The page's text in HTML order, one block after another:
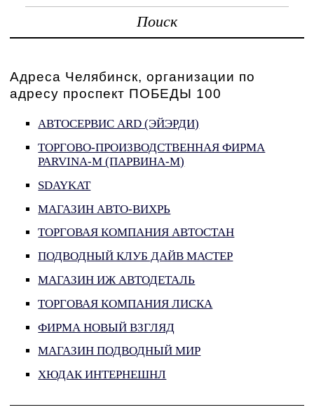
Поиск
Адреса Челябинск, организации по
адресу проспект ПОБЕДЫ 100
АВТОСЕРВИС ARD (ЭЙЭРДИ)
ТОРГОВО-ПРОИЗВОДСТВЕННАЯ ФИРМА
PARVINA-M (ПАРВИНА-М)
SDAYKAT
МАГАЗИН АВТО-ВИХРЬ
ТОРГОВАЯ КОМПАНИЯ АВТОСТАН
ПОДВОДНЫЙ КЛУБ ДАЙВ МАСТЕР
МАГАЗИН ИЖ АВТОДЕТАЛЬ
ТОРГОВАЯ КОМПАНИЯ ЛИСКА
ФИРМА НОВЫЙ ВЗГЛЯД
МАГАЗИН ПОДВОДНЫЙ МИР
ХЮДАК ИНТЕРНЕШНЛ